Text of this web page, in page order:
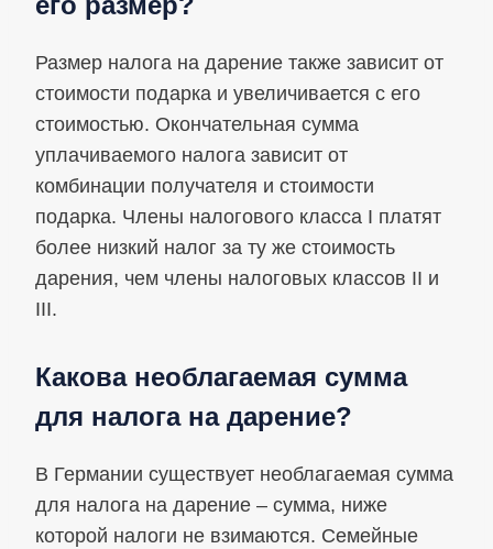
Размер налога на дарение также зависит от
стоимости подарка и увеличивается с его
стоимостью. Окончательная сумма
уплачиваемого налога зависит от
комбинации получателя и стоимости
подарка. Члены налогового класса I платят
более низкий налог за ту же стоимость
дарения, чем члены налоговых классов II и
III.
Какова необлагаемая сумма
для налога на дарение?
В Германии существует необлагаемая сумма
для налога на дарение – сумма, ниже
которой налоги не взимаются. Семейные